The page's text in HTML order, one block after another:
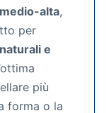
alta,
per
e
più
forma o la